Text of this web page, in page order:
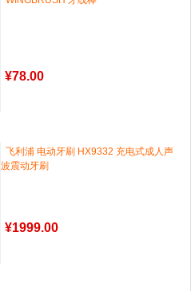
¥78.00
飞利浦 电动牙刷 HX9332 充电式成人声
波震动牙刷
¥1999.00